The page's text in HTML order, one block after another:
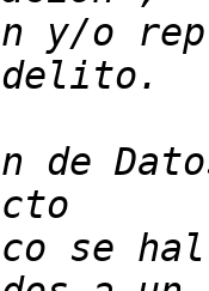
y/o
de